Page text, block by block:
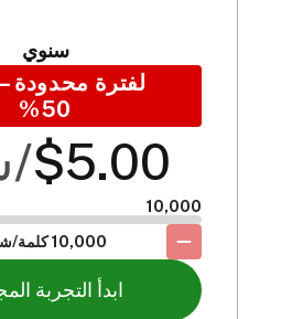
سنوي
لفترة محدودة
50%
$5.00
/
10,000
10,000كلمة/
ابدأ التجربة